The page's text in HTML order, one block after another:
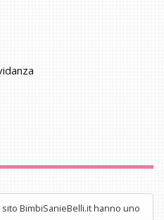
BimbiSanieBelli.it hanno uno